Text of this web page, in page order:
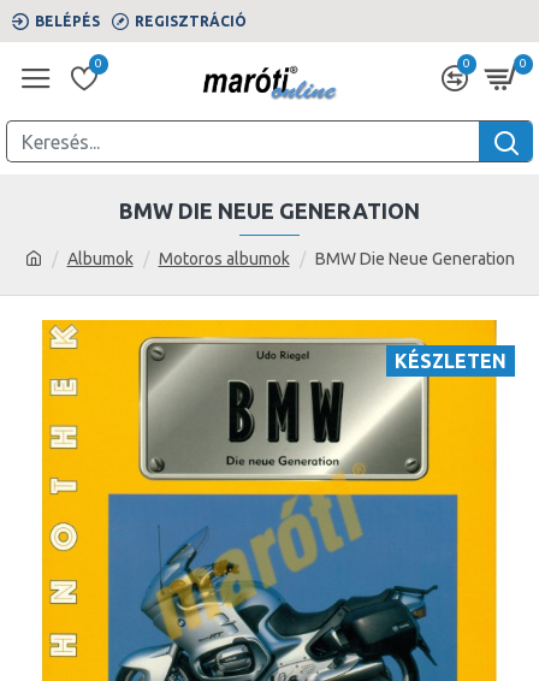
BELÉPÉS REGISZTRÁCIÓ
0 0 0
Albumok Motoros albumok BMW Die Neue Generation
BMW DIE NEUE GENERATION
KÉSZLETEN